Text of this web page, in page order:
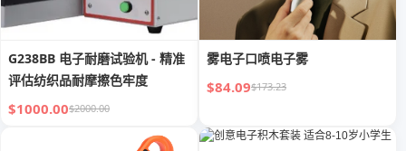
G238BB 电子耐磨试验机 - 精准
评估纺织品耐摩擦色牢度
$1000.00$2000.00
雾电子口喷电子雾
$84.09$173.23